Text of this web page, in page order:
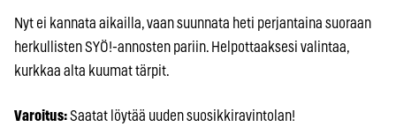
Nyt ei kannata aikailla, vaan suunnata heti perjantaina suoraan
herkullisten SYÖ!-annosten pariin. Helpottaaksesi valintaa,
kurkkaa alta kuumat tärpit.
Varoitus:Saatat löytää uuden suosikkiravintolan!